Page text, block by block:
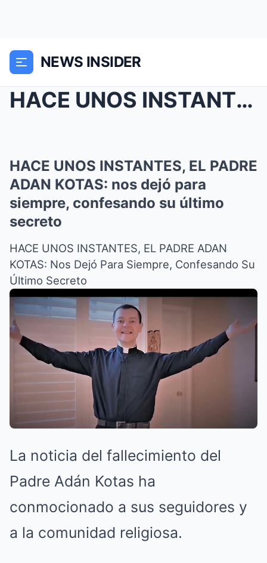
NEWS INSIDER
HACE UNOS INSTANTES, EL PADRE ADAN KOTAS: nos dejó...
HACE UNOS INSTANTES, EL PADRE
ADAN KOTAS: nos dejó para
siempre, confesando su último
secreto
HACE UNOS INSTANTES, EL PADRE ADAN
KOTAS: Nos Dejó Para Siempre, Confesando Su
Último Secreto
La noticia del fallecimiento del
Padre Adán Kotas ha
conmocionado a sus seguidores y
a la comunidad religiosa.